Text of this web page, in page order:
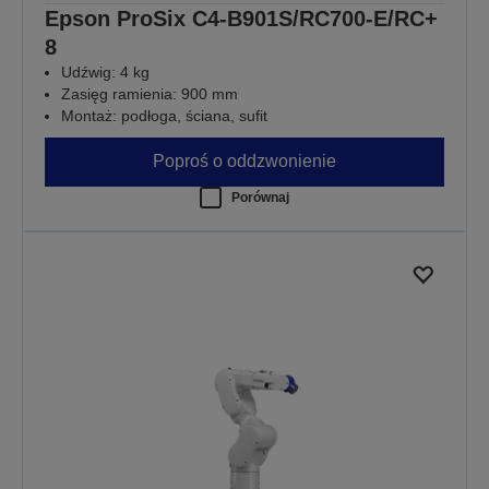
Epson ProSix C4-B901S/RC700-E/RC+
8
Udźwig: 4 kg
Zasięg ramienia: 900 mm
Montaż: podłoga, ściana, sufit
Poproś o oddzwonienie
Porównaj